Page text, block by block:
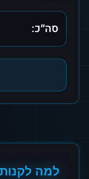
סה״כ:
למה לקנות